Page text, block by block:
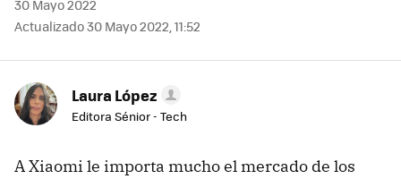
30 Mayo 2022
Actualizado 30 Mayo 2022, 11:52
Laura López
Editora Sénior - Tech
A Xiaomi le importa mucho el mercado de los